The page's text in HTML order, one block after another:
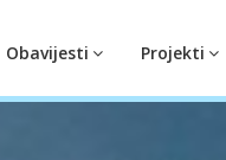
Obavijesti Projekti